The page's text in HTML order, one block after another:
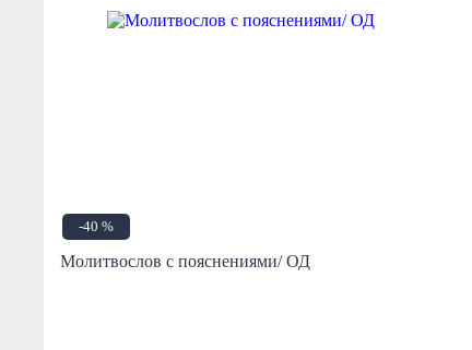
-40 %
Молитвослов с пояснениями/ ОД